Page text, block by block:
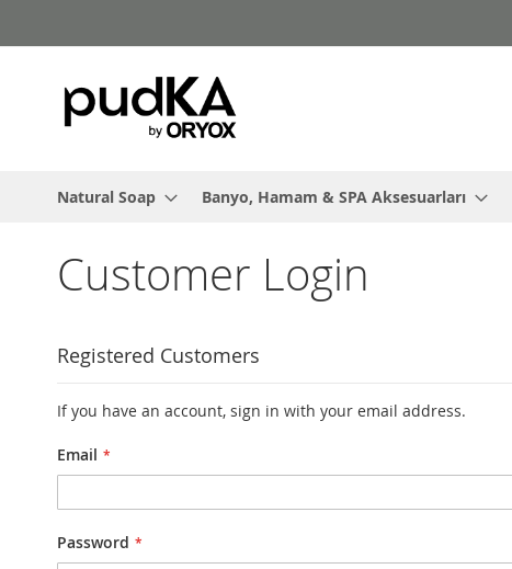
to
Natural Soap Banyo, Hamam & SPA Aksesuarları
Customer Login
Registered Customers
If you have an account, sign in with your email address.
Email
Password